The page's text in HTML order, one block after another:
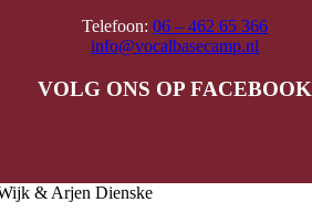
Telefoon: 06 – 462 65 366
info@vocalbasecamp.nl
VOLG ONS OP FACEBOOK
& Arjen Dienske